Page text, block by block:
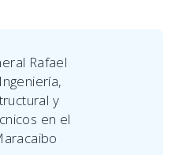
Rafael
y
en el